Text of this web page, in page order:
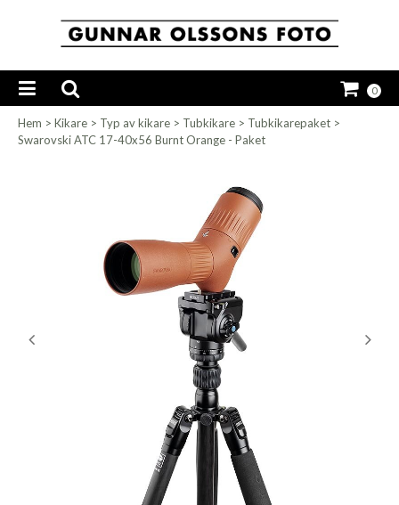
0
Hem > Kikare > Typ av kikare > Tubkikare > Tubkikarepaket >
Swarovski ATC 17-40x56 Burnt Orange - Paket